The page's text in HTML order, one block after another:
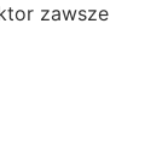
zawsze